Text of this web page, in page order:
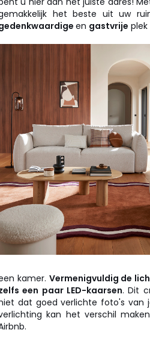
het beste uit uw
en gastvrije
kamer. Vermenigvuldig de
een paar LED-kaarsen. Dit
dat goed verlichte foto's van
kan het verschil